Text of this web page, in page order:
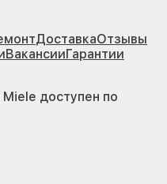
ДоставкаОтзывы
ВакансииГарантии
доступен по